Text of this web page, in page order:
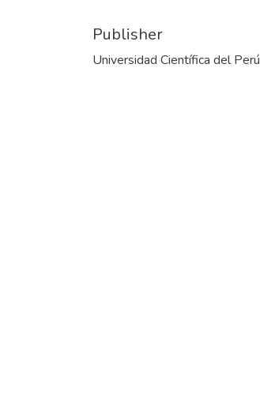
Publisher
Universidad Científica del Perú